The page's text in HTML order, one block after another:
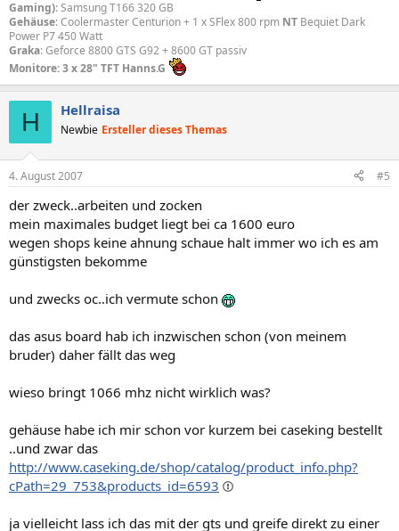
Gaming): Samsung T166 320 GB
Gehäuse: Coolermaster Centurion + 1 x SFlex 800 rpm NT Bequiet Dark
Power P7 450 Watt
Graka: Geforce 8800 GTS G92 + 8600 GT passiv
Monitore: 3 x 28" TFT Hanns.G
H Hellraisa
Newbie Ersteller dieses Themas
4. August 2007 #5
der zweck..arbeiten und zocken
mein maximales budget liegt bei ca 1600 euro
wegen shops keine ahnung schaue halt immer wo ich es am
günstigsten bekomme
und zwecks oc..ich vermute schon
das asus board hab ich inzwischen schon (von meinem
bruder) daher fällt das weg
wieso bringt 1066 mhz nicht wirklich was?
gehäuse habe ich mir schon vor kurzem bei caseking bestellt
..und zwar das
http://www.caseking.de/shop/catalog/product_info.php?
cPath=29_753&products_id=6593
ja vielleicht lass ich das mit der gts und greife direkt zu einer